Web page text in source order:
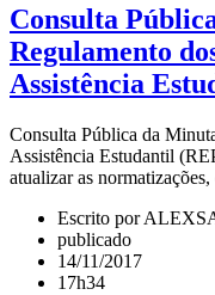
Consulta
Regulamento
Assistência
Consulta Pública da
Assistência Estudantil
atualizar as
Escrito por
publicado
14/11/2017
17h34